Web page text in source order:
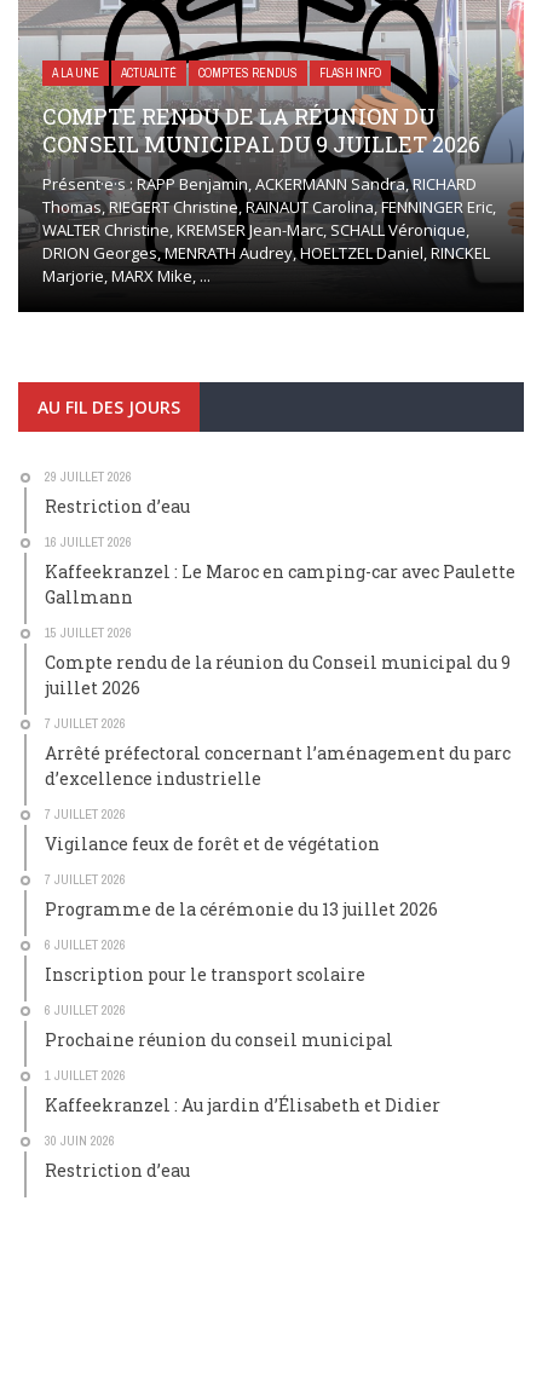
A LA UNE ACTUALITÉ COMPTES RENDUS FLASH INFO
COMPTE RENDU DE LA RÉUNION DU
CONSEIL MUNICIPAL DU 9 JUILLET 2026
Présent·e·s : RAPP Benjamin, ACKERMANN Sandra, RICHARD
Thomas, RIEGERT Christine, RAINAUT Carolina, FENNINGER Eric,
WALTER Christine, KREMSER Jean-Marc, SCHALL Véronique,
DRION Georges, MENRATH Audrey, HOELTZEL Daniel, RINCKEL
Marjorie, MARX Mike, ...
AU FIL DES JOURS
29 JUILLET 2026
Restriction d’eau
16 JUILLET 2026
Kaffeekranzel : Le Maroc en camping-car avec Paulette
Gallmann
15 JUILLET 2026
Compte rendu de la réunion du Conseil municipal du 9
juillet 2026
7 JUILLET 2026
Arrêté préfectoral concernant l’aménagement du parc
d’excellence industrielle
7 JUILLET 2026
Vigilance feux de forêt et de végétation
7 JUILLET 2026
Programme de la cérémonie du 13 juillet 2026
6 JUILLET 2026
Inscription pour le transport scolaire
6 JUILLET 2026
Prochaine réunion du conseil municipal
1 JUILLET 2026
Kaffeekranzel : Au jardin d’Élisabeth et Didier
30 JUIN 2026
Restriction d’eau